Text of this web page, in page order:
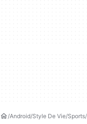
Android Style De Vie Sports